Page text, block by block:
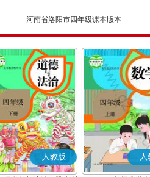
河南省洛阳市四年级课本版本
人教版 人